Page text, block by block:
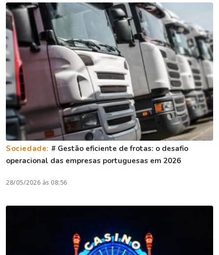
Sociedade: # Gestão eficiente de frotas: o desafio
operacional das empresas portuguesas em 2026
28/05/2026 às 08:56